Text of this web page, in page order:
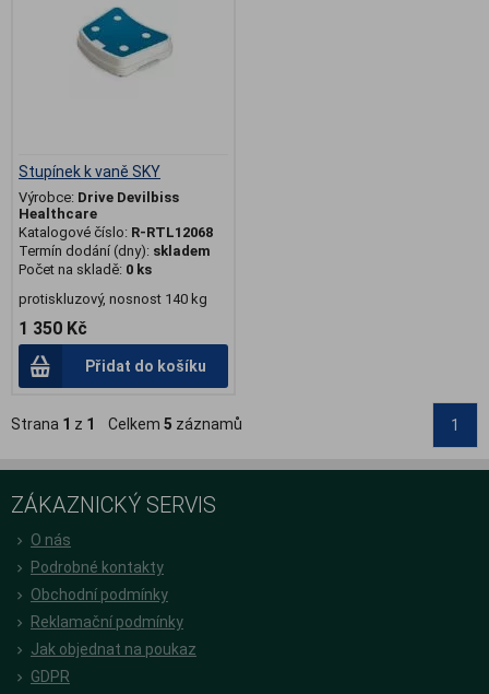
Stupínek k vaně SKY
Výrobce: Drive Devilbiss
Healthcare
Katalogové číslo: R-RTL12068
Termín dodání (dny): skladem
Počet na skladě: 0 ks
protiskluzový, nosnost 140 kg
1 350 Kč
Přidat do košíku
Strana 1 z 1 Celkem 5 záznamů 1
ZÁKAZNICKÝ SERVIS
O nás
Podrobné kontakty
Obchodní podmínky
Reklamační podmínky
Jak objednat na poukaz
GDPR